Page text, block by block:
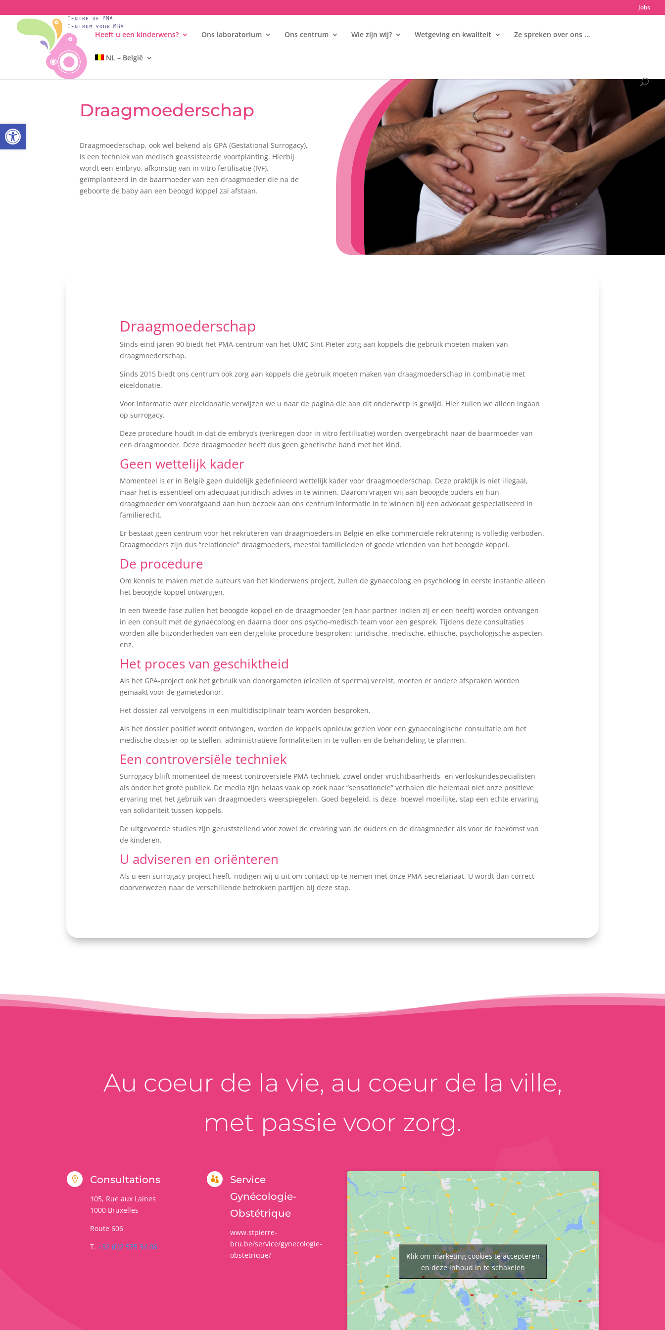
Toolbar openen
Jobs
Heeft u een kinderwens? Ons laboratorium Ons centrum Wie zijn wij? Wetgeving en kwaliteit Ze spreken over ons …
NL – België

Draagmoederschap
Draagmoederschap, ook wel bekend als GPA (Gestational Surrogacy),
is een techniek van medisch geassisteerde voortplanting. Hierbij
wordt een embryo, afkomstig van in vitro fertilisatie (IVF),
geïmplanteerd in de baarmoeder van een draagmoeder die na de
geboorte de baby aan een beoogd koppel zal afstaan.
Draagmoederschap
Sinds eind jaren 90 biedt het PMA-centrum van het UMC Sint-Pieter zorg aan koppels die gebruik moeten maken van
draagmoederschap.
Sinds 2015 biedt ons centrum ook zorg aan koppels die gebruik moeten maken van draagmoederschap in combinatie met
eiceldonatie.
Voor informatie over eiceldonatie verwijzen we u naar de pagina die aan dit onderwerp is gewijd. Hier zullen we alleen ingaan
op surrogacy.
Deze procedure houdt in dat de embryo’s (verkregen door in vitro fertilisatie) worden overgebracht naar de baarmoeder van
een draagmoeder. Deze draagmoeder heeft dus geen genetische band met het kind.
Geen wettelijk kader
Momenteel is er in België geen duidelijk gedefinieerd wettelijk kader voor draagmoederschap. Deze praktijk is niet illegaal,
maar het is essentieel om adequaat juridisch advies in te winnen. Daarom vragen wij aan beoogde ouders en hun
draagmoeder om voorafgaand aan hun bezoek aan ons centrum informatie in te winnen bij een advocaat gespecialiseerd in
familierecht.
Er bestaat geen centrum voor het rekruteren van draagmoeders in België en elke commerciële rekrutering is volledig verboden.
Draagmoeders zijn dus “relationele” draagmoeders, meestal familieleden of goede vrienden van het beoogde koppel.
De procedure
Om kennis te maken met de auteurs van het kinderwens project, zullen de gynaecoloog en psycholoog in eerste instantie alleen
het beoogde koppel ontvangen.
In een tweede fase zullen het beoogde koppel en de draagmoeder (en haar partner indien zij er een heeft) worden ontvangen
in een consult met de gynaecoloog en daarna door ons psycho-medisch team voor een gesprek. Tijdens deze consultaties
worden alle bijzonderheden van een dergelijke procedure besproken: juridische, medische, ethische, psychologische aspecten,
enz.
Het proces van geschiktheid
Als het GPA-project ook het gebruik van donorgameten (eicellen of sperma) vereist, moeten er andere afspraken worden
gemaakt voor de gametedonor.
Het dossier zal vervolgens in een multidisciplinair team worden besproken.
Als het dossier positief wordt ontvangen, worden de koppels opnieuw gezien voor een gynaecologische consultatie om het
medische dossier op te stellen, administratieve formaliteiten in te vullen en de behandeling te plannen.
Een controversiële techniek
Surrogacy blijft momenteel de meest controversiële PMA-techniek, zowel onder vruchtbaarheids- en verloskundespecialisten
als onder het grote publiek. De media zijn helaas vaak op zoek naar “sensationele” verhalen die helemaal niet onze positieve
ervaring met het gebruik van draagmoeders weerspiegelen. Goed begeleid, is deze, hoewel moeilijke, stap een echte ervaring
van solidariteit tussen koppels.
De uitgevoerde studies zijn geruststellend voor zowel de ervaring van de ouders en de draagmoeder als voor de toekomst van
de kinderen.
U adviseren en oriënteren
Als u een surrogacy-project heeft, nodigen wij u uit om contact op te nemen met onze PMA-secretariaat. U wordt dan correct
doorverwezen naar de verschillende betrokken partijen bij deze stap.
Au coeur de la vie, au coeur de la ville,
met passie voor zorg.
 Consultations
105, Rue aux Laines
1000 Bruxelles
Route 606
T. +32 (0)2 535 34 06

Service
Gynécologie-
Obstétrique
www.stpierre-
bru.be/service/gynecologie-
obstetrique/
Klik om marketing cookies te accepteren
en deze inhoud in te schakelen